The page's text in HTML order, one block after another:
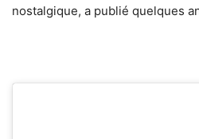
nostalgique, a publié quelques